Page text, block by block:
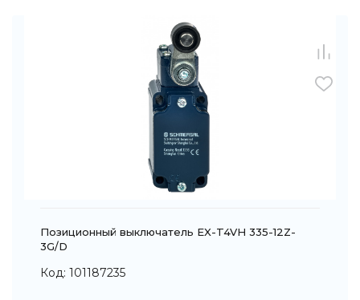
Позиционный выключатель EX-T4VH 335-12Z-
3G/D
Код: 101187235